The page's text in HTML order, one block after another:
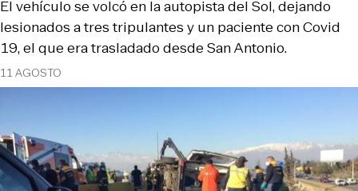
11 AGOSTO
El vehículo se volcó en la autopista del Sol, dejando
lesionados a tres tripulantes y un paciente con Covid
19, el que era trasladado desde San Antonio.